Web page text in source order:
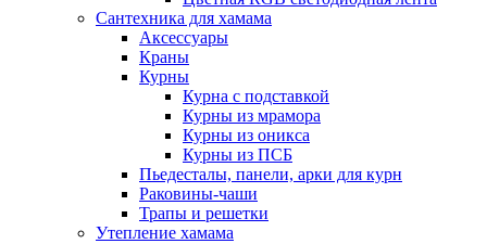
Сантехника для хамама
Аксессуары
Краны
Курны
Курна с подставкой
Курны из мрамора
Курны из оникса
Курны из ПСБ
Пьедесталы, панели, арки для курн
Раковины-чаши
Трапы и решетки
Утепление хамама